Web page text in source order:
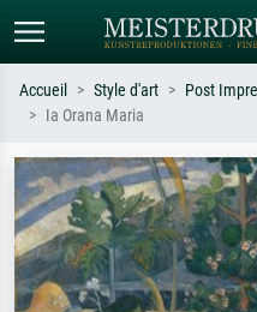
Recherchez par artiste, titre ou style –
ex. Monet, Nuit étoilée,
impressionnisme, vague de Hokusai,
nu.
Accueil Style d'art Post
Ia Orana Maria